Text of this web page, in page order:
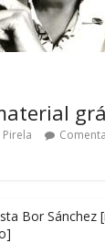
Pirela
Bor Sánchez